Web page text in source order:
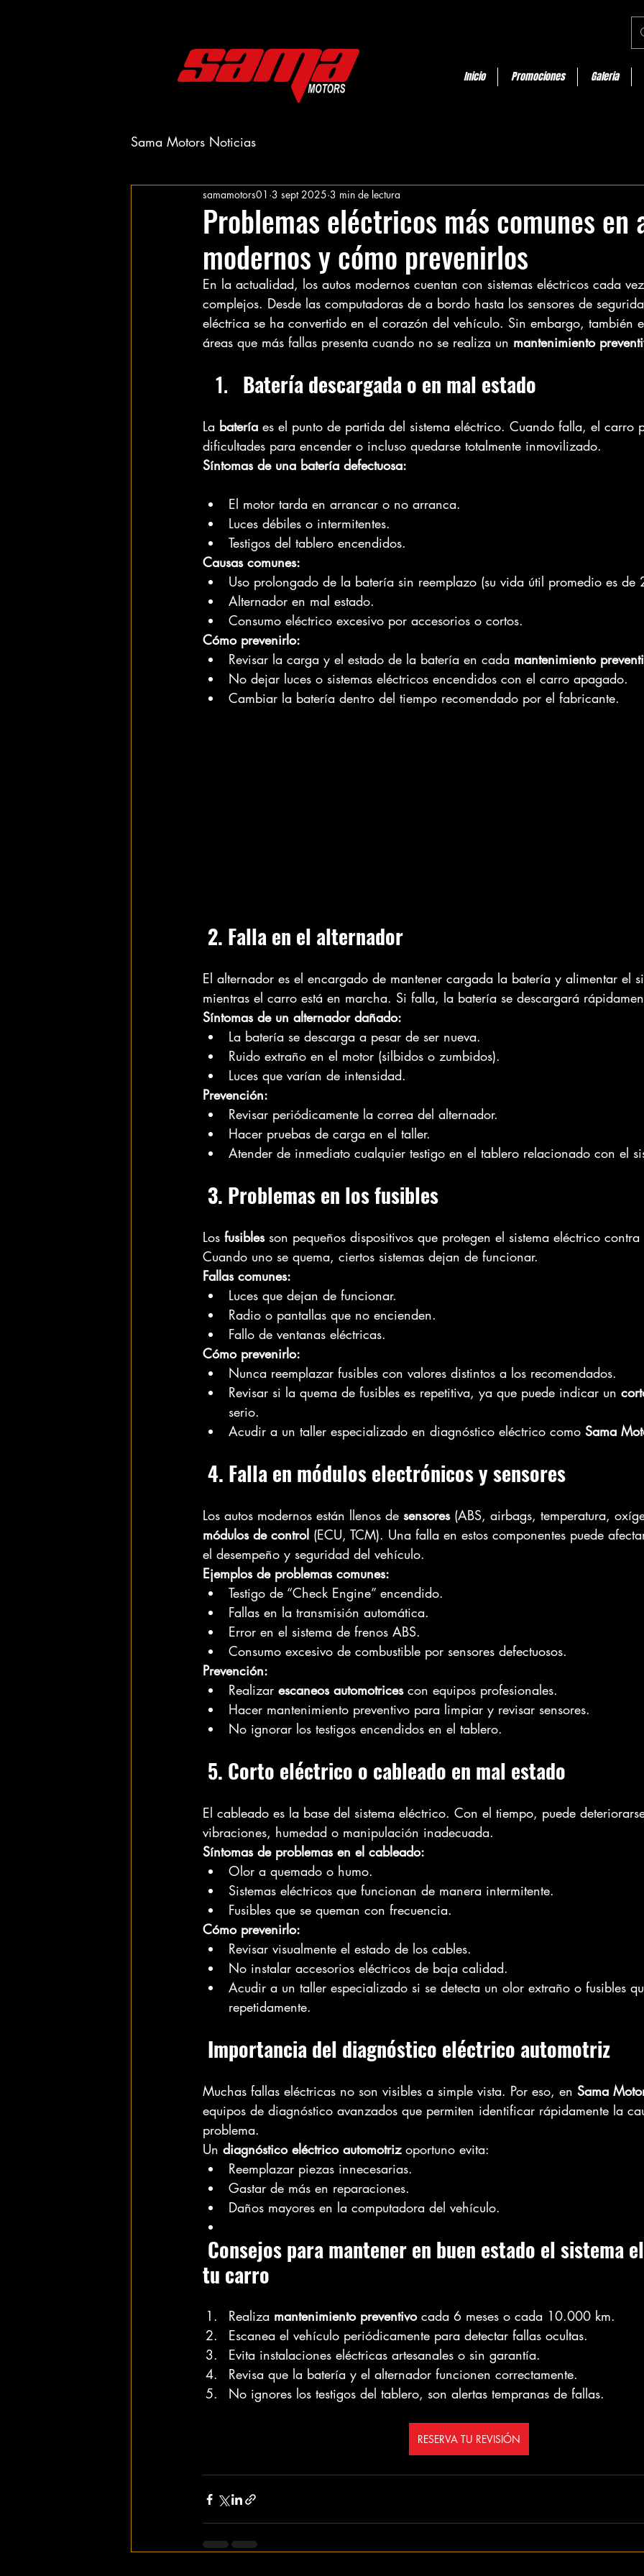
Inicio Promociones Galeria
Sama Motors Noticias
Problemas eléctricos más comunes en
modernos y cómo prevenirlos
samamotors01 3 sept 2025 3 min de lectura
En la actualidad, los autos modernos cuentan con sistemas eléctricos cada
complejos. Desde las computadoras de a bordo hasta los sensores de
eléctrica se ha convertido en el corazón del vehículo. Sin embargo, también
áreas que más fallas presenta cuando no se realiza un mantenimiento
Batería descargada o en mal estado
La batería es el punto de partida del sistema eléctrico. Cuando falla, el carro
dificultades para encender o incluso quedarse totalmente inmovilizado.
Síntomas de una batería defectuosa:
El motor tarda en arrancar o no arranca.
Luces débiles o intermitentes.
Testigos del tablero encendidos.
Causas comunes:
Uso prolongado de la batería sin reemplazo (su vida útil promedio es de
Alternador en mal estado.
Consumo eléctrico excesivo por accesorios o cortos.
Cómo prevenirlo:
Revisar la carga y el estado de la batería en cada mantenimiento
No dejar luces o sistemas eléctricos encendidos con el carro apagado.
Cambiar la batería dentro del tiempo recomendado por el fabricante.
2. Falla en el alternador
El alternador es el encargado de mantener cargada la batería y alimentar el
mientras el carro está en marcha. Si falla, la batería se descargará
Síntomas de un alternador dañado:
La batería se descarga a pesar de ser nueva.
Ruido extraño en el motor (silbidos o zumbidos).
Luces que varían de intensidad.
Prevención:
Revisar periódicamente la correa del alternador.
Hacer pruebas de carga en el taller.
Atender de inmediato cualquier testigo en el tablero relacionado con el
3. Problemas en los fusibles
Los fusibles son pequeños dispositivos que protegen el sistema eléctrico contra
Cuando uno se quema, ciertos sistemas dejan de funcionar.
Fallas comunes:
Luces que dejan de funcionar.
Radio o pantallas que no encienden.
Fallo de ventanas eléctricas.
Cómo prevenirlo:
Nunca reemplazar fusibles con valores distintos a los recomendados.
Revisar si la quema de fusibles es repetitiva, ya que puede indicar un
serio.
Acudir a un taller especializado en diagnóstico eléctrico como Sama
4. Falla en módulos electrónicos y sensores
Los autos modernos están llenos de sensores (ABS, airbags, temperatura,
módulos de control (ECU, TCM). Una falla en estos componentes puede
el desempeño y seguridad del vehículo.
Ejemplos de problemas comunes:
Testigo de “Check Engine” encendido.
Fallas en la transmisión automática.
Error en el sistema de frenos ABS.
Consumo excesivo de combustible por sensores defectuosos.
Prevención:
Realizar escaneos automotrices con equipos profesionales.
Hacer mantenimiento preventivo para limpiar y revisar sensores.
No ignorar los testigos encendidos en el tablero.
5. Corto eléctrico o cableado en mal estado
El cableado es la base del sistema eléctrico. Con el tiempo, puede
vibraciones, humedad o manipulación inadecuada.
Síntomas de problemas en el cableado:
Olor a quemado o humo.
Sistemas eléctricos que funcionan de manera intermitente.
Fusibles que se queman con frecuencia.
Cómo prevenirlo:
Revisar visualmente el estado de los cables.
No instalar accesorios eléctricos de baja calidad.
Acudir a un taller especializado si se detecta un olor extraño o fusibles
repetidamente.
Importancia del diagnóstico eléctrico automotriz
Muchas fallas eléctricas no son visibles a simple vista. Por eso, en Sama
equipos de diagnóstico avanzados que permiten identificar rápidamente la
problema.
Un diagnóstico eléctrico automotriz oportuno evita:
Reemplazar piezas innecesarias.
Gastar de más en reparaciones.
Daños mayores en la computadora del vehículo.
tu carro
Realiza mantenimiento preventivo cada 6 meses o cada 10.000 km.
Escanea el vehículo periódicamente para detectar fallas ocultas.
Evita instalaciones eléctricas artesanales o sin garantía.
Revisa que la batería y el alternador funcionen correctamente.
No ignores los testigos del tablero, son alertas tempranas de fallas.
RESERVA TU REVISIÓN